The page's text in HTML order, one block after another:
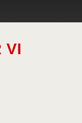
VI